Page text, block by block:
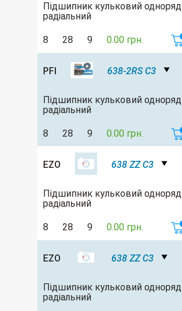
Підшипник кульковий
радіальний
8 28 9 0.00 грн.
PFI 638-2RS C3
Підшипник кульковий
радіальний
8 28 9 0.00 грн.
EZO 638 ZZ C3
Підшипник кульковий
радіальний
8 28 9 0.00 грн.
EZO 638 ZZ C3
Підшипник кульковий
радіальний